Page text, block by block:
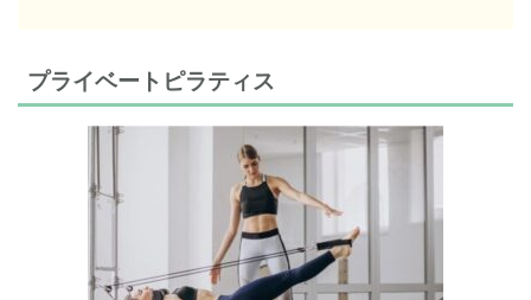
プライベートピラティス